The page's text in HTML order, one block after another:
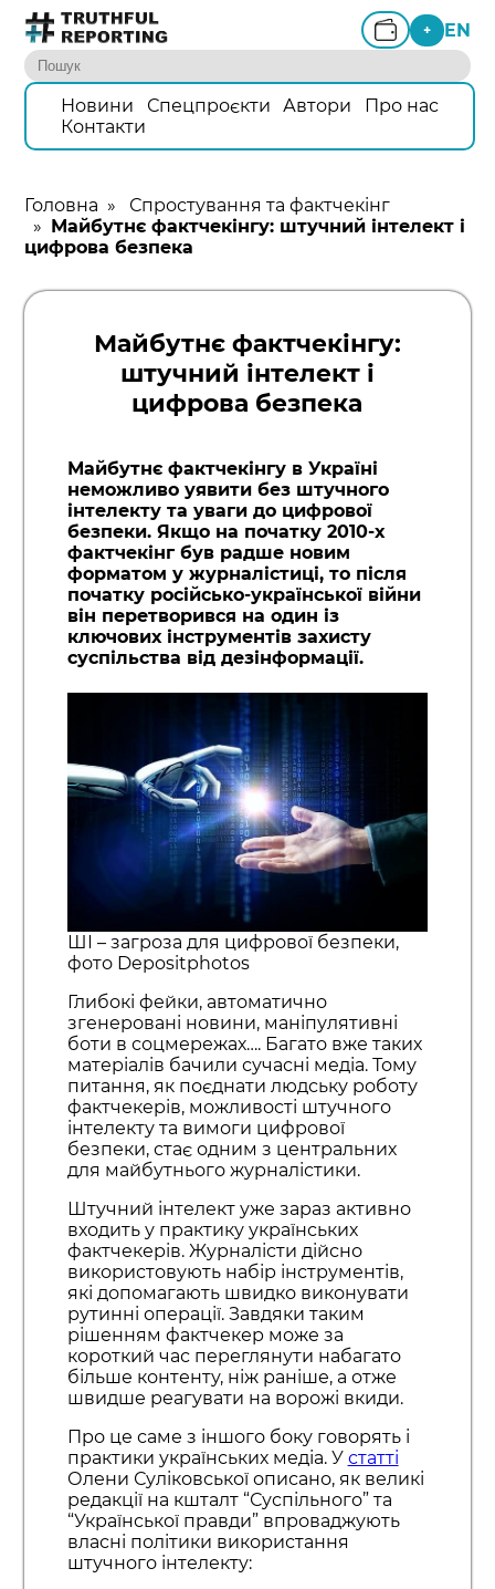
+ EN
Новини Спецпроєкти Автори
Про нас
Контакти
Головна » Спростування та фактчекінг
» Майбутнє фактчекінгу: штучний інтелект і
цифрова безпека
Майбутнє фактчекінгу:
штучний інтелект і
цифрова безпека
Майбутнє фактчекінгу в Україні
неможливо уявити без штучного
інтелекту та уваги до цифрової
безпеки. Якщо на початку 2010-х
фактчекінг був радше новим
форматом у журналістиці, то після
початку російсько-української війни
він перетворився на один із
ключових інструментів захисту
суспільства від дезінформації.
ШІ – загроза для цифрової безпеки,
фото Depositphotos
Глибокі фейки, автоматично
згенеровані новини, маніпулятивні
боти в соцмережах…. Багато вже таких
матеріалів бачили сучасні медіа. Тому
питання, як поєднати людську роботу
фактчекерів, можливості штучного
інтелекту та вимоги цифрової
безпеки, стає одним з центральних
для майбутнього журналістики.
Штучний інтелект уже зараз активно
входить у практику українських
фактчекерів. Журналісти дійсно
використовують набір інструментів,
які допомагають швидко виконувати
рутинні операції. Завдяки таким
рішенням фактчекер може за
короткий час переглянути набагато
більше контенту, ніж раніше, а отже
швидше реагувати на ворожі вкиди.
Про це саме з іншого боку говорять і
практики українських медіа. У статті
Олени Суліковської описано, як великі
редакції на кшталт “Суспільного” та
“Української правди” впроваджують
власні політики використання
штучного інтелекту: